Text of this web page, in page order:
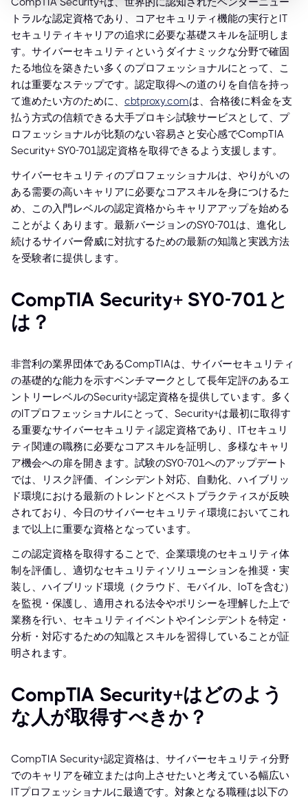
トラルな認定資格であり、コアセキュリティ機能の実行とIT
セキュリティキャリアの追求に必要な基礎スキルを証明しま
す。サイバーセキュリティというダイナミックな分野で確固
たる地位を築きたい多くのプロフェッショナルにとって、こ
れは重要なステップです。認定取得への道のりを自信を持っ
て進めたい方のために、 cbtproxy.comは、合格後に料金を支
払う方式の信頼できる大手プロキシ試験サービスとして、プ
ロフェッショナルが比類のない容易さと安心感でCompTIA
Security+ SY0-701認定資格を取得できるよう支援します。
サイバーセキュリティのプロフェッショナルは、やりがいの
ある需要の高いキャリアに必要なコアスキルを身につけるた
め、この入門レベルの認定資格からキャリアアップを始める
ことがよくあります。最新バージョンのSY0-701は、進化し
続けるサイバー脅威に対抗するための最新の知識と実践方法
を受験者に提供します。
CompTIA Security+ SY0-701と
は？
非営利の業界団体であるCompTIAは、サイバーセキュリティ
の基礎的な能力を示すベンチマークとして長年定評のあるエ
ントリーレベルのSecurity+認定資格を提供しています。多く
のITプロフェッショナルにとって、Security+は最初に取得す
る重要なサイバーセキュリティ認定資格であり、ITセキュリ
ティ関連の職務に必要なコアスキルを証明し、多様なキャリ
ア機会への扉を開きます。試験のSY0-701へのアップデート
では、リスク評価、インシデント対応、自動化、ハイブリッ
ド環境における最新のトレンドとベストプラクティスが反映
されており、今日のサイバーセキュリティ環境においてこれ
まで以上に重要な資格となっています。
この認定資格を取得することで、企業環境のセキュリティ体
制を評価し、適切なセキュリティソリューションを推奨・実
装し、ハイブリッド環境（クラウド、モバイル、IoTを含む）
を監視・保護し、適用される法令やポリシーを理解した上で
業務を行い、セキュリティイベントやインシデントを特定・
分析・対応するための知識とスキルを習得していることが証
明されます。
CompTIA Security+はどのよう
な人が取得すべきか？
CompTIA Security+認定資格は、サイバーセキュリティ分野
でのキャリアを確立または向上させたいと考えている幅広い
ITプロフェッショナルに最適です。対象となる職種は以下の